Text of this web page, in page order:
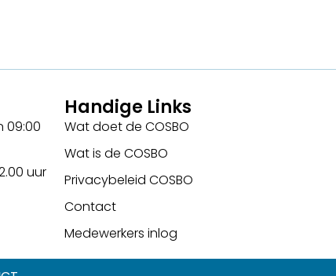
09:00
uur
Handige Links
Wat doet de COSBO
Wat is de COSBO
Privacybeleid COSBO
Contact
Medewerkers inlog